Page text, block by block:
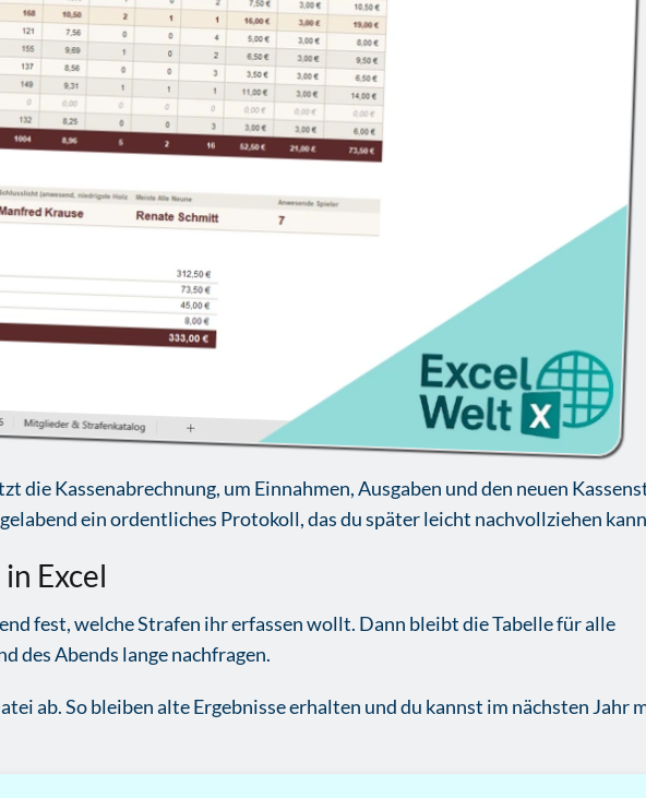
die Kassenabrechnung, um Einnahmen, Ausgaben und den neuen
ein ordentliches Protokoll, das du später leicht nachvollziehen
Excel
fest, welche Strafen ihr erfassen wollt. Dann bleibt die Tabelle für alle
des Abends lange nachfragen.
ab. So bleiben alte Ergebnisse erhalten und du kannst im nächsten Jahr